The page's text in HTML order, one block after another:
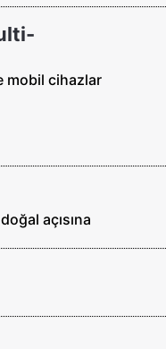
mobil cihazlar
açısına